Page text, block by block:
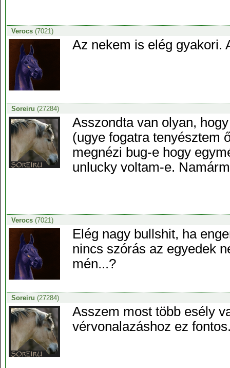
Verocs(7021)
Az nekem is elég gyakori.
Soreiru (27284)
Asszondta van olyan,
(ugye fogatra tenyésztem
megnézi bug-e hogy
unlucky voltam-e.
Verocs(7021)
Elég nagy bullshit, ha
nincs szórás az egyedek
mén...?
Soreiru (27284)
Asszem most több esély
vérvonalazáshoz ez